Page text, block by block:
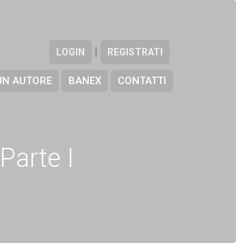
LOGIN | REGISTRATI
AUTORE BANEX CONTATTI
I